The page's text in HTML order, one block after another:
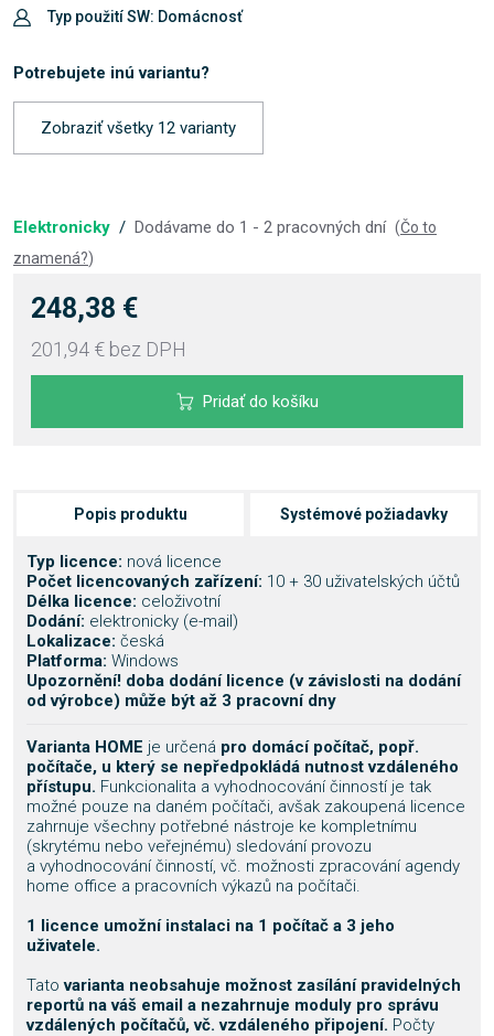
Typ použití SW: Domácnosť
Potrebujete inú variantu?
Zobraziť všetky 12 varianty
Elektronicky / Dodávame do 1 - 2 pracovných dní (Čo to
znamená?)
248,38 €
201,94 € bez DPH
Pridať do košíku
Popis produktu Systémové požiadavky
Typ licence: nová licence
Počet licencovaných zařízení: 10 + 30 uživatelských účtů
Délka licence: celoživotní
Dodání: elektronicky (e-mail)
Lokalizace: česká
Platforma: Windows
Upozornění! doba dodání licence (v závislosti na dodání
od výrobce) může být až 3 pracovní dny
Varianta HOME je určená pro domácí počítač, popř.
počítače, u který se nepředpokládá nutnost vzdáleného
přístupu. Funkcionalita a vyhodnocování činností je tak
možné pouze na daném počítači, avšak zakoupená licence
zahrnuje všechny potřebné nástroje ke kompletnímu
(skrytému nebo veřejnému) sledování provozu
a vyhodnocování činností, vč. možnosti zpracování agendy
home office a pracovních výkazů na počítači.
1 licence umožní instalaci na 1 počítač a 3 jeho
uživatele.
Tatovarianta neobsahuje možnost zasílání pravidelných
reportů na váš email a nezahrnuje moduly pro správu
vzdálených počítačů, vč. vzdáleného připojení. Počty